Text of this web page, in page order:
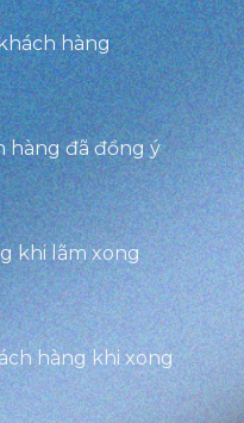
hàng
hàng đã đồng ý
khi lãm xong
hàng khi xong